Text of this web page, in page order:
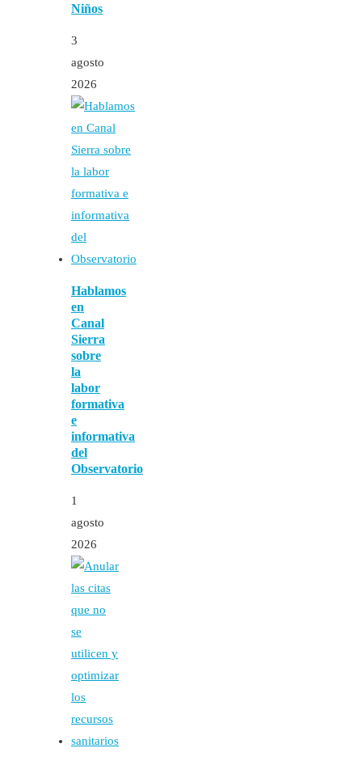
Niños
3
agosto
2026
Hablamos
en
Canal
Sierra
sobre
la
labor
formativa
e
informativa
del
Observatorio
1
agosto
2026